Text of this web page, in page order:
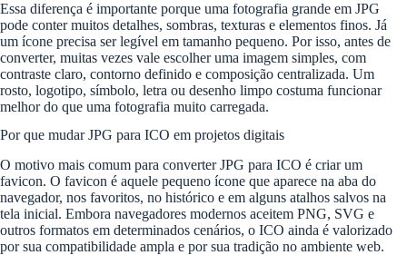
Essa diferença é importante porque uma fotografia grande em JPG
pode conter muitos detalhes, sombras, texturas e elementos finos. Já
um ícone precisa ser legível em tamanho pequeno. Por isso, antes de
converter, muitas vezes vale escolher uma imagem simples, com
contraste claro, contorno definido e composição centralizada. Um
rosto, logotipo, símbolo, letra ou desenho limpo costuma funcionar
melhor do que uma fotografia muito carregada.
Por que mudar JPG para ICO em projetos digitais
O motivo mais comum para converter JPG para ICO é criar um
favicon. O favicon é aquele pequeno ícone que aparece na aba do
navegador, nos favoritos, no histórico e em alguns atalhos salvos na
tela inicial. Embora navegadores modernos aceitem PNG, SVG e
outros formatos em determinados cenários, o ICO ainda é valorizado
por sua compatibilidade ampla e por sua tradição no ambiente web.